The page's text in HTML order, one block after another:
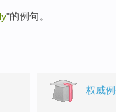
"的例句。
权威